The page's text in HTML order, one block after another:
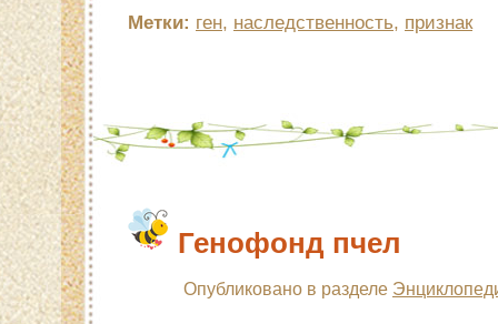
Метки: ген, наследственность, признак
Генофонд пчел
Опубликовано в разделе